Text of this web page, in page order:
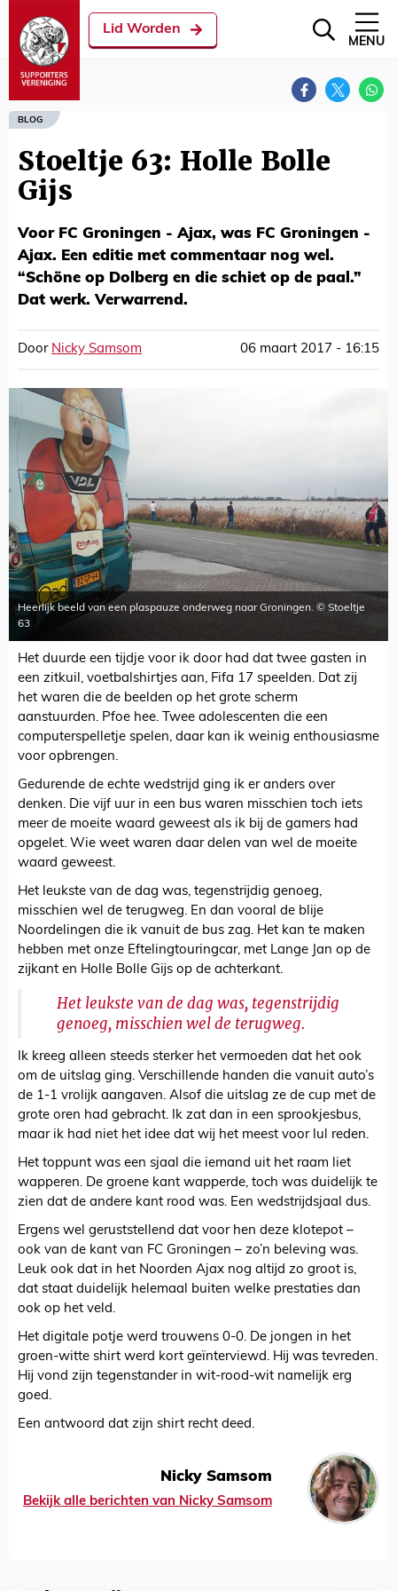
Lid Worden
MENU
BLOG
Stoeltje 63: Holle Bolle
Gijs
Voor FC Groningen - Ajax, was FC Groningen -
Ajax. Een editie met commentaar nog wel.
“Schöne op Dolberg en die schiet op de paal.”
Dat werk. Verwarrend.
Door Nicky Samsom 06 maart 2017 - 16:15
Heerlijk beeld van een plaspauze onderweg naar Groningen. © Stoeltje
63
Het duurde een tijdje voor ik door had dat twee gasten in
een zitkuil, voetbalshirtjes aan, Fifa 17 speelden. Dat zij
het waren die de beelden op het grote scherm
aanstuurden. Pfoe hee. Twee adolescenten die een
computerspelletje spelen, daar kan ik weinig enthousiasme
voor opbrengen.
Gedurende de echte wedstrijd ging ik er anders over
denken. Die vijf uur in een bus waren misschien toch iets
meer de moeite waard geweest als ik bij de gamers had
opgelet. Wie weet waren daar delen van wel de moeite
waard geweest.
Het leukste van de dag was, tegenstrijdig genoeg,
misschien wel de terugweg. En dan vooral de blije
Noordelingen die ik vanuit de bus zag. Het kan te maken
hebben met onze Eftelingtouringcar, met Lange Jan op de
zijkant en Holle Bolle Gijs op de achterkant.
Het leukste van de dag was, tegenstrijdig
genoeg, misschien wel de terugweg.
Ik kreeg alleen steeds sterker het vermoeden dat het ook
om de uitslag ging. Verschillende handen die vanuit auto’s
de 1-1 vrolijk aangaven. Alsof die uitslag ze de cup met de
grote oren had gebracht. Ik zat dan in een sprookjesbus,
maar ik had niet het idee dat wij het meest voor lul reden.
Het toppunt was een sjaal die iemand uit het raam liet
wapperen. De groene kant wapperde, toch was duidelijk te
zien dat de andere kant rood was. Een wedstrijdsjaal dus.
Ergens wel geruststellend dat voor hen deze klotepot –
ook van de kant van FC Groningen – zo’n beleving was.
Leuk ook dat in het Noorden Ajax nog altijd zo groot is,
dat staat duidelijk helemaal buiten welke prestaties dan
ook op het veld.
Het digitale potje werd trouwens 0-0. De jongen in het
groen-witte shirt werd kort geïnterviewd. Hij was tevreden.
Hij vond zijn tegenstander in wit-rood-wit namelijk erg
goed.
Een antwoord dat zijn shirt recht deed.
Nicky Samsom
Bekijk alle berichten van Nicky Samsom